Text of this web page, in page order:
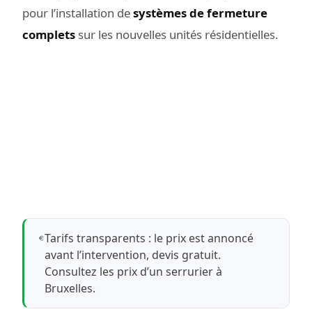
pour l’installation desystèmes de fermeture
complets sur les nouvelles unités résidentielles.
Tarifs transparents : le prix est annoncé
avant l’intervention, devis gratuit.
Consultez les prix d’un serrurier à
Bruxelles.